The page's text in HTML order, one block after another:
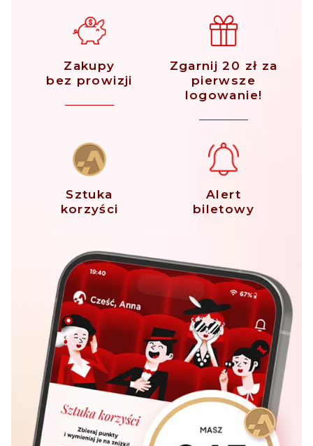
Zakupy
bez prowizji
Zgarnij 20 zł za
pierwsze
logowanie!
Sztuka
korzyści
Alert
biletowy